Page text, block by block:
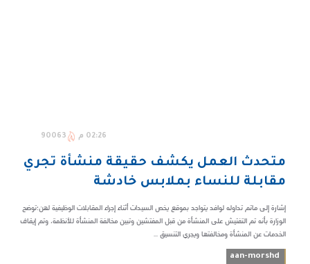
02:26 م 90063
متحدث العمل يكشف حقيقة منشأة تجري
مقابلة للنساء بملابس خادشة
إشارة إلى ماتم تداوله لوافد يتواجد بموقع يخص السيدات أثناء إجراء المقابلات الوظيفية لهن؛توضح
الوزارة بأنه تم التفتيش على المنشأة من قبل المفتشين وتبين مخالفة المنشأة للأنظمة، وتم إيقاف
الخدمات عن المنشأة ومخالفتها ويجري التنسيق ...
aan-morshd